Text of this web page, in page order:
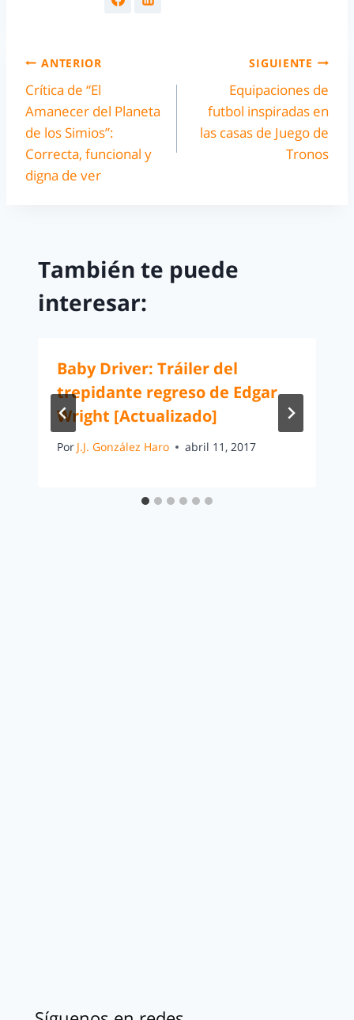
ANTERIOR
Crítica de “El
Amanecer del Planeta
de los Simios”:
Correcta, funcional y
digna de ver
SIGUIENTE
Equipaciones de
futbol inspiradas en
las casas de Juego de
Tronos
También te puede
interesar:
Baby Driver: Tráiler del
trepidante regreso de Edgar
Wright [Actualizado]
Por J.J. González Haro abril 11, 2017